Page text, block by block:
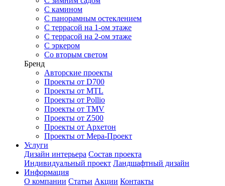
С камином
С панорамным остеклением
С террасой на 1-ом этаже
С террасой на 2-ом этаже
С эркером
Со вторым светом
Бренд
Авторские проекты
Проекты от D700
Проекты от MTL
Проекты от Pollio
Проекты от TMV
Проекты от Z500
Проекты от Архетон
Проекты от Мера-Проект
Услуги
Дизайн интерьера Состав проекта
Индивидуальный проект Ландшафтный дизайн
Информация
О компании Статьи Акции Контакты